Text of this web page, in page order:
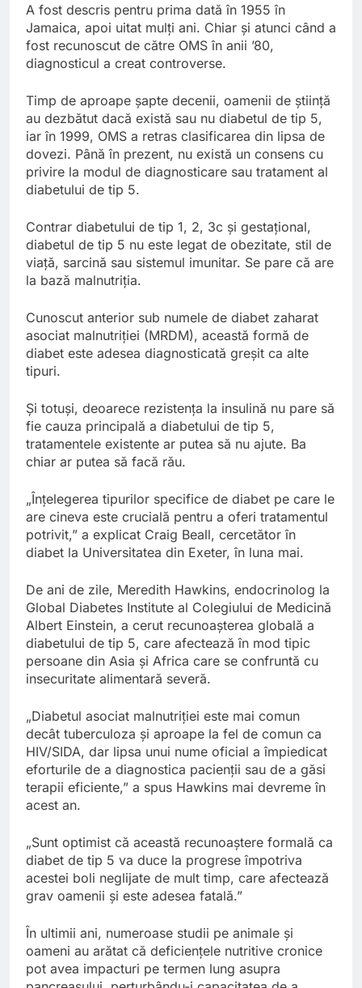
A fost descris pentru prima dată în 1955 în
Jamaica, apoi uitat mulți ani. Chiar și atunci când a
fost recunoscut de către OMS în anii ’80,
diagnosticul a creat controverse.
Timp de aproape șapte decenii, oamenii de știință
au dezbătut dacă există sau nu diabetul de tip 5,
iar în 1999, OMS a retras clasificarea din lipsa de
dovezi. Până în prezent, nu există un consens cu
privire la modul de diagnosticare sau tratament al
diabetului de tip 5.
Contrar diabetului de tip 1, 2, 3c și gestațional,
diabetul de tip 5 nu este legat de obezitate, stil de
viață, sarcină sau sistemul imunitar. Se pare că are
la bază malnutriția.
Cunoscut anterior sub numele de diabet zaharat
asociat malnutriției (MRDM), această formă de
diabet este adesea diagnosticată greșit ca alte
tipuri.
Și totuși, deoarece rezistența la insulină nu pare să
fie cauza principală a diabetului de tip 5,
tratamentele existente ar putea să nu ajute. Ba
chiar ar putea să facă rău.
„Înțelegerea tipurilor specifice de diabet pe care le
are cineva este crucială pentru a oferi tratamentul
potrivit,” a explicat Craig Beall, cercetător în
diabet la Universitatea din Exeter, în luna mai.
De ani de zile, Meredith Hawkins, endocrinolog la
Global Diabetes Institute al Colegiului de Medicină
Albert Einstein, a cerut recunoașterea globală a
diabetului de tip 5, care afectează în mod tipic
persoane din Asia și Africa care se confruntă cu
insecuritate alimentară severă.
„Diabetul asociat malnutriției este mai comun
decât tuberculoza și aproape la fel de comun ca
HIV/SIDA, dar lipsa unui nume oficial a împiedicat
eforturile de a diagnostica pacienții sau de a găsi
terapii eficiente,” a spus Hawkins mai devreme în
acest an.
„Sunt optimist că această recunoaștere formală ca
diabet de tip 5 va duce la progrese împotriva
acestei boli neglijate de mult timp, care afectează
grav oamenii și este adesea fatală.”
În ultimii ani, numeroase studii pe animale și
oameni au arătat că deficiențele nutritive cronice
pot avea impacturi pe termen lung asupra